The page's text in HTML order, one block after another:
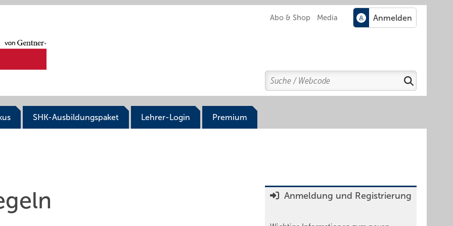
Abo & Shop Media
Search
Suchen
SHK-Ausbildungspaket Lehrer-Login Premium
Anmeldung und Registrierung